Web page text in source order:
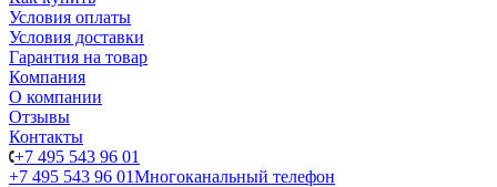
Условия оплаты
Условия доставки
Гарантия на товар
Компания
О компании
Отзывы
Контакты
+7 495 543 96 01
+7 495 543 96 01Многоканальный телефон